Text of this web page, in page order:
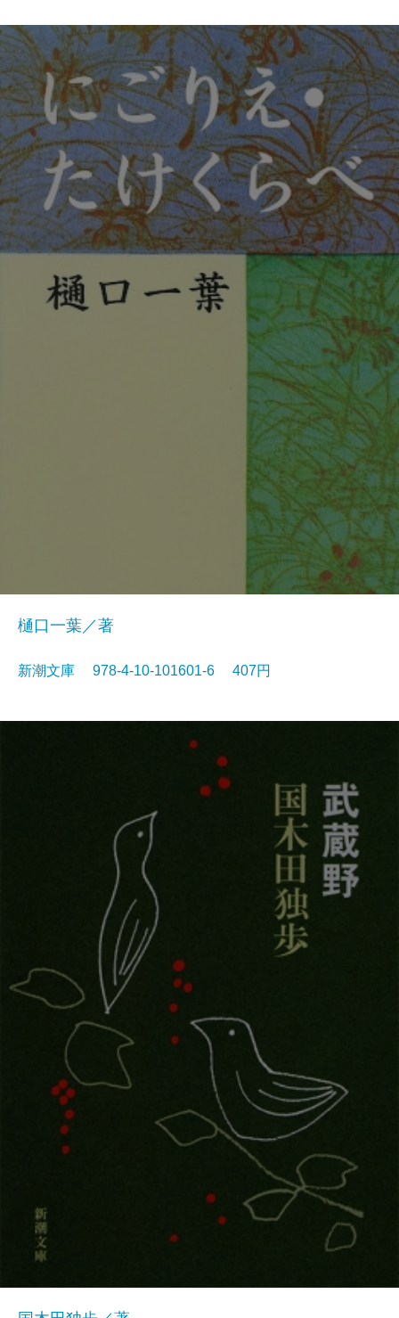
樋口一葉／著
新潮文庫 978-4-10-101601-6 407円